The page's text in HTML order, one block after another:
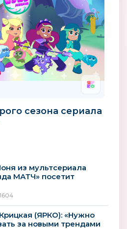
сезона сериала
из мультсериала
МАТЧ» посетит
1604
(ЯРКО): «Нужно
за новыми трендами